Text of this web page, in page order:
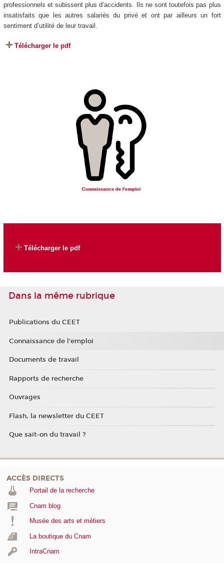
professionnels et subissent plus d’accidents. Ils ne sont toutefois pas plus
insatisfaits que les autres salariés du privé et ont par ailleurs un fort
sentiment d’utilité de leur travail.
Télécharger le pdf
Télécharger le pdf
Dans la même rubrique
Publications du CEET
Connaissance de l'emploi
Documents de travail
Rapports de recherche
Ouvrages
Flash, la newsletter du CEET
Que sait-on du travail ?
ACCÈS DIRECTS
Portail de la recherche
Cnam blog
Musée des arts et métiers
La boutique du Cnam
IntraCnam